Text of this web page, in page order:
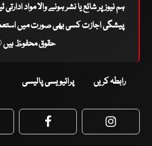
ہم نیوز پر شائع یا نشر ہونے والا مواد
پیشگی اجازت کسی بھی صورت میں
حقوق محفوظ ہیں ©
رابطہ کریں پرائیویسی پالیسی
Facebook